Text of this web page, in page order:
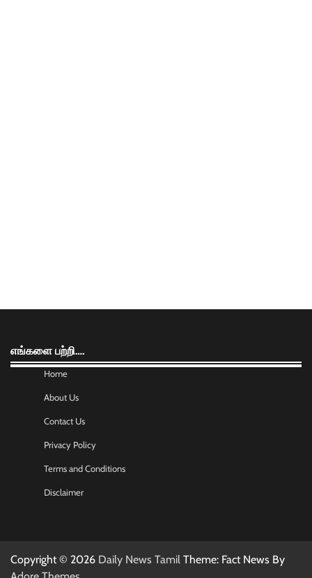
எங்களை பற்றி….
Home
About Us
Contact Us
Privacy Policy
Terms and Conditions
Disclaimer
Copyright © 2026 Daily News Tamil Theme: Fact News By